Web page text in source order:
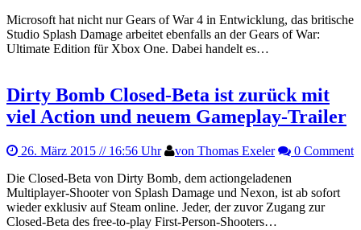
Microsoft hat nicht nur Gears of War 4 in Entwicklung, das britische
Studio Splash Damage arbeitet ebenfalls an der Gears of War:
Ultimate Edition für Xbox One. Dabei handelt es…
Dirty Bomb Closed-Beta ist zurück mit
viel Action und neuem Gameplay-Trailer
26. März 2015 // 16:56 Uhr von Thomas Exeler
0 Comment
Die Closed-Beta von Dirty Bomb, dem actiongeladenen
Multiplayer-Shooter von Splash Damage und Nexon, ist ab sofort
wieder exklusiv auf Steam online. Jeder, der zuvor Zugang zur
Closed-Beta des free-to-play First-Person-Shooters…